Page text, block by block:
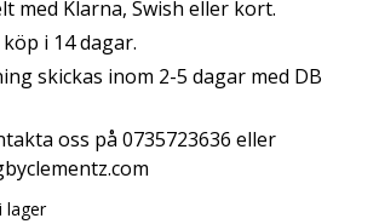
med Klarna, Swish eller kort.
i 14 dagar.
skickas inom 2-5 dagar med DB
oss på 0735723636 eller
lager